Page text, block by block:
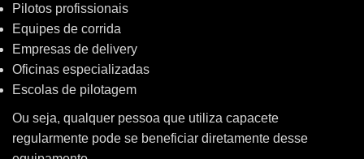
Pilotos profissionais
Equipes de corrida
Empresas de delivery
Oficinas especializadas
Escolas de pilotagem
Ou seja, qualquer pessoa que utiliza capacete
regularmente pode se beneficiar diretamente desse